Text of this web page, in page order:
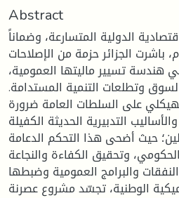
Abstract
الدولية المتسارعة، وضماناً
باشرت الجزائر حزمة من الإصلاحات
هندسة تسيير ماليتها العمومية،
وتطلعات التنمية المستدامة.
على السلطات العامة ضرورة
التدبيرية الحديثة الكفيلة
حيث أضحى هذا التحكم الدعامة
وتحقيق الكفاءة والنجاعة
والبرامج العمومية وضبطها.
الوطنية، تجسّد مشروع عصرنة